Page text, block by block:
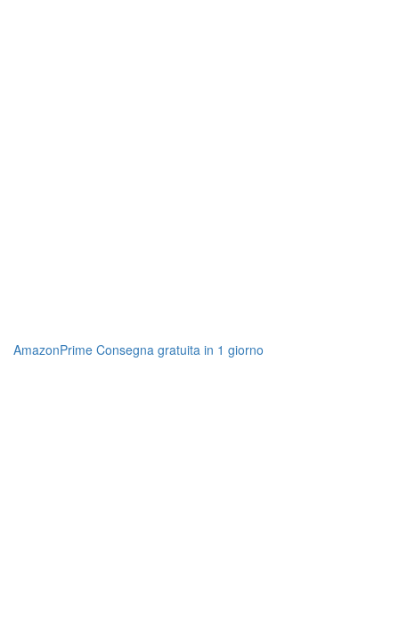
AmazonPrime Consegna gratuita in 1 giorno